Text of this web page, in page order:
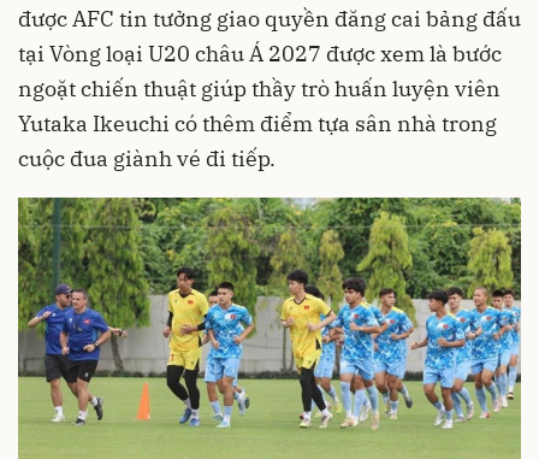
được AFC tin tưởng giao quyền đăng cai bảng đấu
tại Vòng loại U20 châu Á 2027 được xem là bước
ngoặt chiến thuật giúp thầy trò huấn luyện viên
Yutaka Ikeuchi có thêm điểm tựa sân nhà trong
cuộc đua giành vé đi tiếp.